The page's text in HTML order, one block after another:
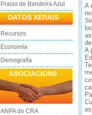
Praias de Bandeira Azul
DATOS XERAIS
Recursos
Economía
Demografía
ASOCIACIONS
ANPA do CRA
A
A